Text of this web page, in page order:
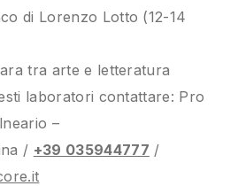
di Lorenzo Lotto (12-14
tra arte e letteratura
laboratori contattare: Pro
–
/ +39 035944777 /